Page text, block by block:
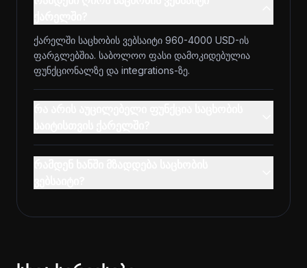
ქარელში საცხობის ვებსაიტი 960-4000 USD-ის
ფარგლებშია. საბოლოო ფასი დამოკიდებულია
ფუნქციონალზე და integrations-ზე.